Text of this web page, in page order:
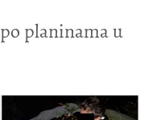
planinama u